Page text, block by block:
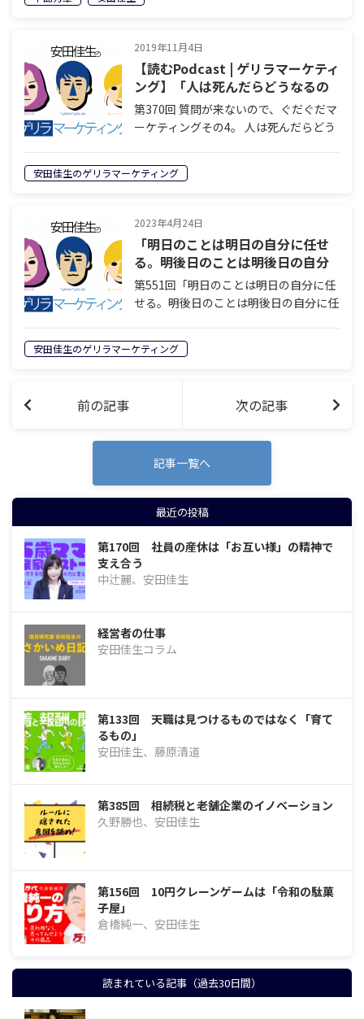
動する中島さん。そんな中島さんに「造
成長す…
2019年11月4日
【読むPodcast | ゲリラマーケティ
ング】「人は死んだらどうなるの
かを考えようとしましたが、グダ
グダしてしまいました。」2019年
第370回 質問が来ないので、ぐだぐだマ
ーケティングその4。 人は死んだらどう
グダしてしまいました。 栃尾 こんにち
は。安田佳生のゲリラマーケティング。
安田佳生のゲリラマーケティング
2023年4月24日
「明日のことは明日の自分に任せ
る。明後日のことは明後日の自分
に任せる」【読むPodcast | ゲリ
ラマーケティング】
第551回「明日のことは明日の自分に任
せる。明後日のことは明後日の自分に任
不安解消法をご紹介します。 栃尾 こん
にちは。安田佳生のゲリラマーケティン
安田佳生のゲリラマーケティング
前の記事 次の記事
記事一覧へ
最近の投稿
第170回 社員の産休は「お互い様」の精神で
支え合う
中辻麗、安田佳生
経営者の仕事
安田佳生コラム
第133回 天職は見つけるものではなく「育て
るもの」
安田佳生、藤原清道
第385回 相続税と老舗企業のイノベーション
久野勝也、安田佳生
第156回 10円クレーンゲームは「令和の駄菓
子屋」
倉橋純一、安田佳生
読まれている記事（過去30日間）